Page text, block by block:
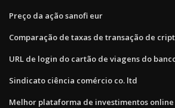
Preço da ação sanofi eur
Comparação de taxas de transação de
URL de login do cartão de viagens do
Sindicato ciência comércio co. ltd
Melhor plataforma de investimentos online